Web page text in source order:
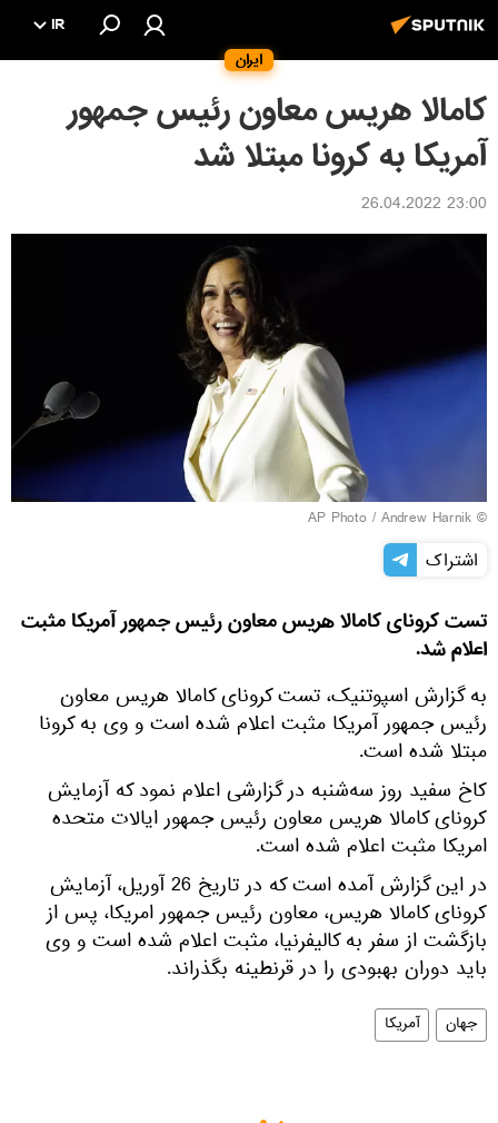
ایران
IR
کامالا هریس معاون رئیس جمهور
آمریکا به کرونا مبتلا شد
23:00 26.04.2022
© AP Photo / Andrew Harnik
اشتراک
تست کرونای کامالا هریس معاون رئیس جمهور آمریکا مثبت
اعلام شد.
به گزارش اسپوتنیک، تست کرونای کامالا هریس معاون
رئیس جمهور آمریکا مثبت اعلام شده است و وی به کرونا
مبتلا شده است.
کاخ سفید روز سه‌شنبه در گزارشی اعلام نمود که آزمایش
کرونای کامالا هریس معاون رئیس جمهور ایالات متحده
امریکا مثبت اعلام شده است.
در این گزارش آمده است که در تاریخ 26 آوریل، آزمایش
کرونای کامالا هریس، معاون رئیس جمهور امریکا، پس از
بازگشت از سفر به کالیفرنیا، مثبت اعلام شده است و وی
باید دوران بهبودی را در قرنطینه بگذراند.
جهان آمریکا